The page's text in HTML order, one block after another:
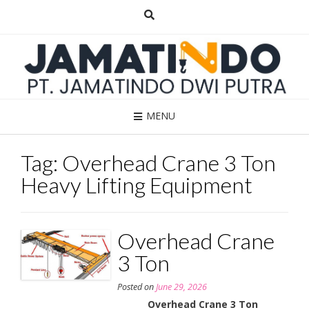
MENU
Tag: Overhead Crane 3 Ton
Heavy Lifting Equipment
Overhead Crane
3 Ton
Posted onJune 29, 2026
Overhead Crane 3 Ton